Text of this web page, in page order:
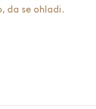
da se ohladi.